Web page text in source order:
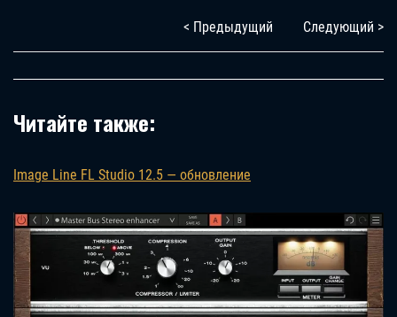
< Предыдущий Следующий >
Читайте также:
Image Line FL Studio 12.5 — обновление